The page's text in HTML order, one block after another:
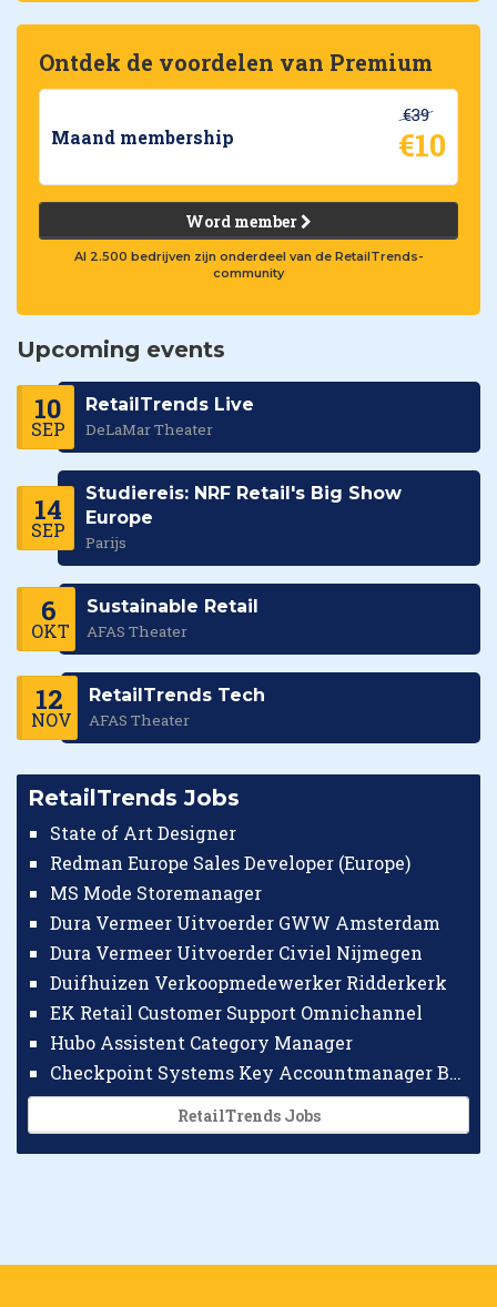
Ontdek de voordelen van Premium
Maand membership
€39
€10
Word member
Al 2.500 bedrijven zijn onderdeel van de RetailTrends-
community
Upcoming events
10
SEP
RetailTrends Live
DeLaMar Theater
14
SEP
Studiereis: NRF Retail's Big Show
Europe
Parijs
6
OKT
Sustainable Retail
AFAS Theater
12
NOV
RetailTrends Tech
AFAS Theater
RetailTrends Jobs
State of Art Designer
Redman Europe Sales Developer (Europe)
MS Mode Storemanager
Dura Vermeer Uitvoerder GWW Amsterdam
Dura Vermeer Uitvoerder Civiel Nijmegen
Duifhuizen Verkoopmedewerker Ridderkerk
EK Retail Customer Support Omnichannel
Hubo Assistent Category Manager
Checkpoint Systems Key Accountmanager Benelux
RetailTrends Jobs